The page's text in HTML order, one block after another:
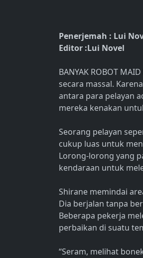
Penerjemah : Lui
Editor :Lui Novel
BANYAK ROBOT
secara massal.
antara para pelayan
mereka kenakan
Seorang pelayan
cukup luas untuk
Lorong-lorong yang
kendaraan untuk
Shirane memindai
Dia berjalan tanpa
Beberapa pekerja
perbaikan di suatu
“Seram, melihat